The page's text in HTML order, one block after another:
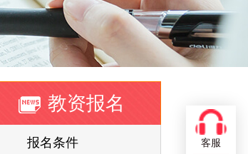
教资报名
报名条件 客服